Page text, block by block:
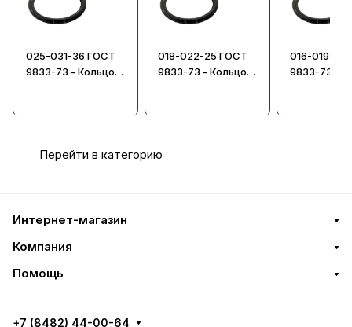
025-031-36 ГОСТ
9833-73 - Кольцо
018-022-25 ГОСТ
9833-73 - Кольцо
016-019-19
9833-73 -
Перейти в категорию
Интернет-магазин
Компания
Помощь
+7 (8482) 44-00-64